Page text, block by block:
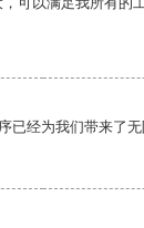
已经为我们带来了无